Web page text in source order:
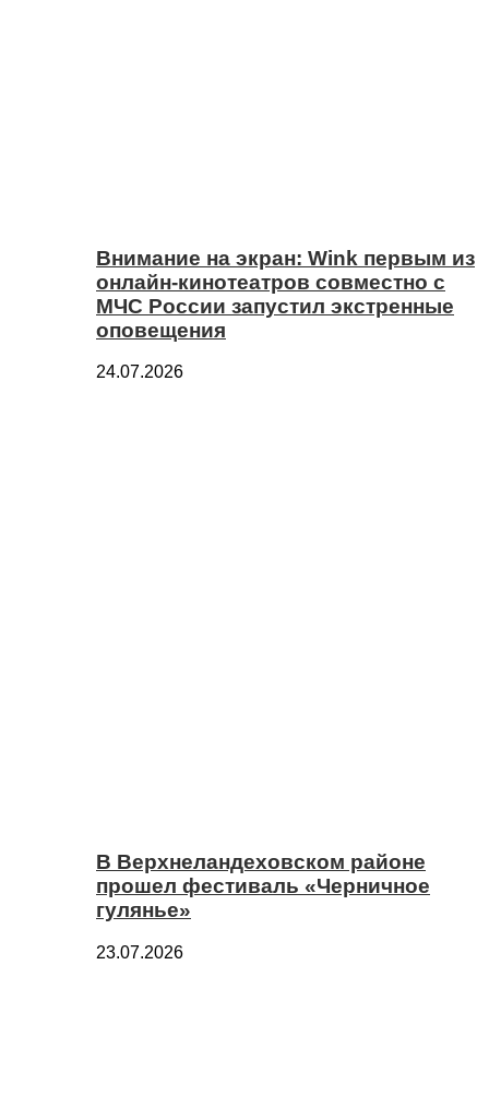
Внимание на экран: Wink первым из
онлайн-кинотеатров совместно с
МЧС России запустил экстренные
оповещения
24.07.2026
В Верхнеландеховском районе
прошел фестиваль «Черничное
гулянье»
23.07.2026